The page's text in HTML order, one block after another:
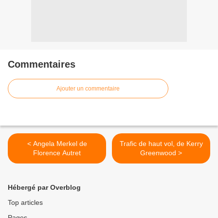
Commentaires
Ajouter un commentaire
< Angela Merkel de
Florence Autret
Trafic de haut vol, de Kerry
Greenwood >
Hébergé par Overblog
Top articles